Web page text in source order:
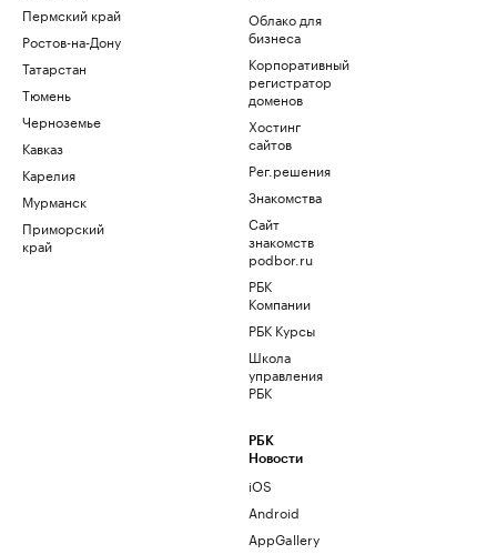
Пермский край
Ростов-на-Дону
Татарстан
Тюмень
Черноземье
Кавказ
Карелия
Мурманск
Приморский
край
Облако для
бизнеса
Корпоративный
регистратор
доменов
Хостинг
сайтов
Рег.решения
Знакомства
Сайт
знакомств
podbor.ru
РБК
Компании
РБК Курсы
Школа
управления
РБК
РБК
Новости
iOS
Android
AppGallery